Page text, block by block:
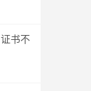
书不